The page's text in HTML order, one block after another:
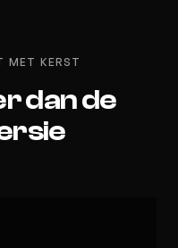
MET KERST
dan de